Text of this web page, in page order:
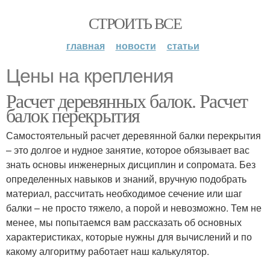
СТРОИТЬ ВСЕ
главная новости статьи
Цены на крепления
Расчет деревянных балок. Расчет
балок перекрытия
Самостоятельный расчет деревянной балки перекрытия
– это долгое и нудное занятие, которое обязывает вас
знать основы инженерных дисциплин и сопромата. Без
определенных навыков и знаний, вручную подобрать
материал, рассчитать необходимое сечение или шаг
балки – не просто тяжело, а порой и невозможно. Тем не
менее, мы попытаемся вам рассказать об основных
характеристиках, которые нужны для вычислений и по
какому алгоритму работает наш калькулятор.